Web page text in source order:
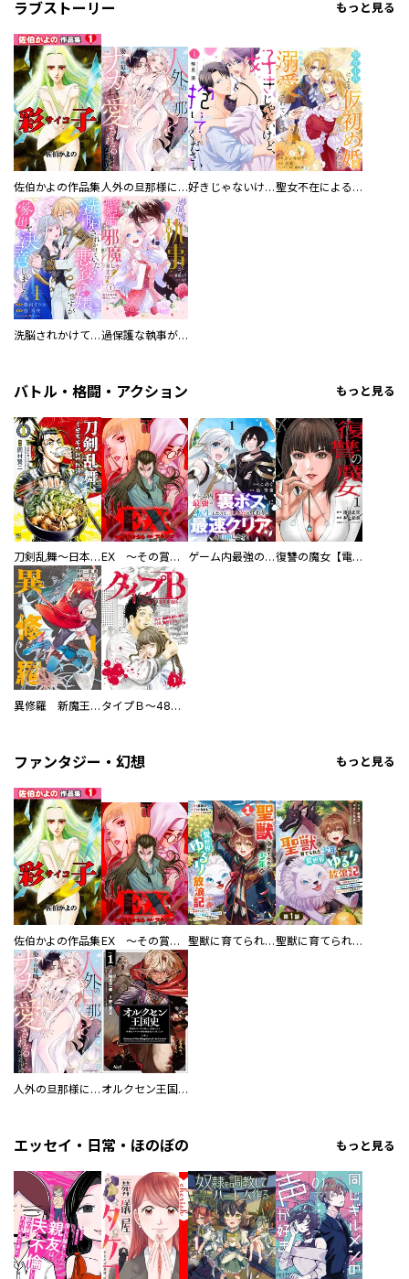
ラブストーリー もっと見る
佐伯かよの作品集 人外の旦那様に娶られ毎晩ナカまで愛される…。アンソロジー 好きじゃないけど、抱いてください【電子単行本版／特典おまけ付き】 聖女不在による仮初め婚なのに、不器用な王太子に溺愛されています【電子単行本版／特典おまけ付き】
洗脳されかけていた悪役令嬢ですが家出を決意しました。【電子単行本版／特典おまけ付き】 過保護な執事が私の婚活を邪魔してきます！ 分冊版
バトル・格闘・アクション もっと見る
刀剣乱舞～日本号つれづれ酒～ EX ～その賞金稼ぎは、世界の出口を探す～【単行本版】 ゲーム内最強の『裏ボス』に転生したので、主人公の代わりに最速クリアを目指します！【電子単行本版】 復讐の魔女【電子単行本版】
異修羅 新魔王戦争 タイプＢ～48時間後、致死率100％～【単話】
ファンタジー・幻想 もっと見る
佐伯かよの作品集 EX ～その賞金稼ぎは、世界の出口を探す～【単行本版】 聖獣に育てられた少年の異世界ゆるり放浪記～神様からもらったチート魔法で、仲間たちとスローライフを満喫中～ 聖獣に育てられた少年の異世界ゆるり放浪記～神様からもらったチート魔法で、仲間たちとスローライフを満喫中～【分冊版】
人外の旦那様に娶られ毎晩ナカまで愛される…。アンソロジー オルクセン王国史
エッセイ・日常・ほのぼの もっと見る